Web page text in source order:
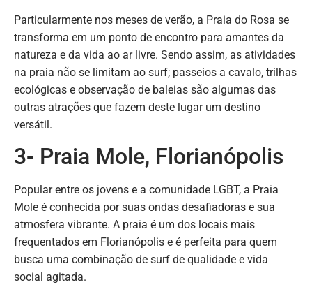
Particularmente nos meses de verão, a Praia do Rosa se
transforma em um ponto de encontro para amantes da
natureza e da vida ao ar livre. Sendo assim, as atividades
na praia não se limitam ao surf; passeios a cavalo, trilhas
ecológicas e observação de baleias são algumas das
outras atrações que fazem deste lugar um destino
versátil.
3- Praia Mole, Florianópolis
Popular entre os jovens e a comunidade LGBT, a Praia
Mole é conhecida por suas ondas desafiadoras e sua
atmosfera vibrante. A praia é um dos locais mais
frequentados em Florianópolis e é perfeita para quem
busca uma combinação de surf de qualidade e vida
social agitada.